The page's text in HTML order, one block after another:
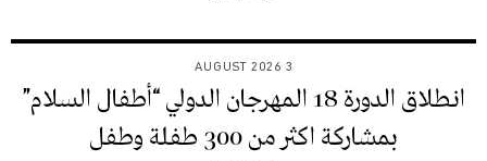
3 AUGUST 2026
انطلاق الدورة 18 المهرجان الدولي “أطفال السلام”
بمشاركة اكثر من 300 طفلة وطفل